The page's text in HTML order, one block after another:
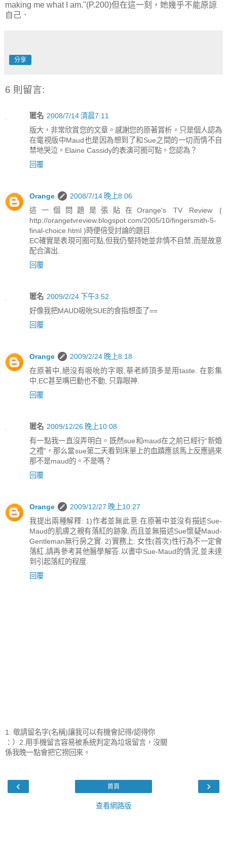
making me what I am."(P.200)但在這一刻，她幾乎不能原諒
自己．
分享
6 則留言:
匿名 2008/7/14 清晨7:11
版大，非常欣賞您的文章。感謝您的原著賞析。只是個人認為
在電視版中Maud也是因為想到了和Sue之間的一切而情不自
禁地哭泣。Elaine Cassidy的表演可圈可點。您認為？
回覆
Orange
2008/7/14 晚上8:06
這一個問題是張貼在Orange's TV Review (
http://orangetvreview.blogspot.com/2005/10/fingersmith-5-
final-choice.html )時便倍受討論的題目.
EC確實是表現可圈可點,但我仍堅持她並非情不自禁,而是故意
配合演出.
回覆
匿名 2009/2/24 下午3:52
好像我把MAUD吸吮SUE的食指想歪了==
回覆
Orange
2009/2/24 晚上8:18
在原著中,絕沒有吸吮的字眼,華老師頂多是用taste. 在影集
中,EC甚至嘴巴動也不動, 只靠眼神.
回覆
匿名 2009/12/26 晚上10:08
有一點我一直沒弄明白。既然sue和maud在之前已經行“新婚
之禮”，那么當sue第二天看到床單上的血蹟應該馬上反應過來
那不是maud的。不是嗎？
回覆
Orange
2009/12/27 晚上10:27
我提出兩種解釋: 1)作者並無此意:在原著中並沒有描述Sue-
Maud的肌膚之親有落紅的跡象,而且並無描述Sue懷疑Maud-
Gentleman無行房之實. 2)實務上: 女性(首次)性行為不一定會
落紅,請再參考其他醫學解答.以書中Sue-Maud的情況,並未達
到引起落紅的程度.
回覆
1. 敬請留名字(名稱)讓我可以有機會記得/認得你
：）2.用手機留言容易被系統判定為垃圾留言，沒關
係我晚一點會把它撈回來。
‹ ›
首頁
查看網路版